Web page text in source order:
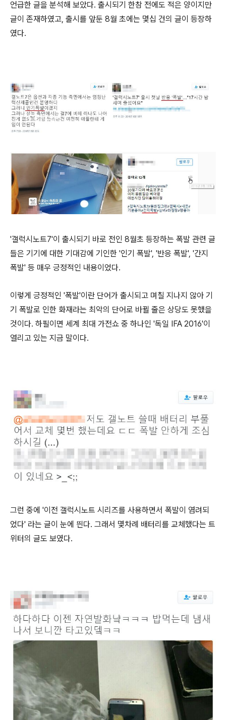
언급한 글을 분석해 보았다. 출시되기 한참 전에도 적은 양이지만
글이 존재하였고, 출시를 앞둔 8월 초에는 몇십 건의 글이 등장하
였다.
'갤럭시노트7'이 출시되기 바로 전인 8월초 등장하는 폭발 관련 글
들은 기기에 대한 기대감에 기인한 '인기 폭발', '반응 폭발', '간지
폭발' 등 매우 긍정적인 내용이었다.
이렇게 긍정적인 '폭발'이란 단어가 출시되고 며칠 지나지 않아 기
기 폭발로 인한 화재라는 최악의 단어로 바뀔 줄은 상당도 못했을
것이다. 하필이면 세계 최대 가전쇼 중 하나인 '독일 IFA 2016'이
열리고 있는 지금 말이다.
그런 중에 '이전 갤럭시노트 시리즈를 사용하면서 폭발이 염려되
었다' 라는 글이 눈에 띈다. 그래서 몇차례 배터리를 교체했다는 트
위터의 글도 보였다.